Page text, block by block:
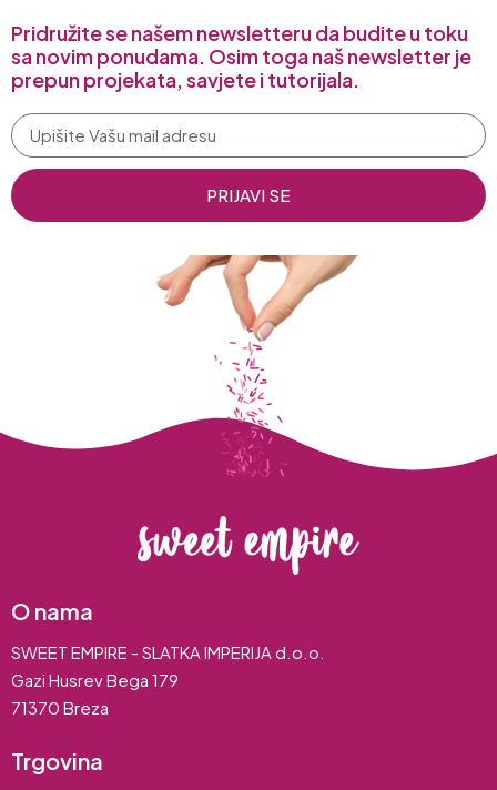
Pridružite se našem newsletteru da budite u toku
sa novim ponudama. Osim toga naš newsletter je
prepun projekata, savjete i tutorijala.
PRIJAVI SE
O nama
SWEET EMPIRE - SLATKA IMPERIJA d.o.o.
Gazi Husrev Bega 179
71370 Breza
Trgovina